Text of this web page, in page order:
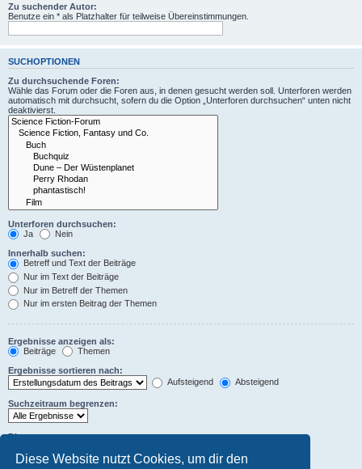
Diese Website nutzt Cookies, um dir den
Zu suchender Autor:
Benutze ein * als Platzhalter für teilweise Übereinstimmungen.
SUCHOPTIONEN
Zu durchsuchende Foren:
Wähle das Forum oder die Foren aus, in denen gesucht werden soll. Unterforen werden
automatisch mit durchsucht, sofern du die Option „Unterforen durchsuchen“ unten nicht
deaktivierst.
Unterforen durchsuchen:
Ja
Nein
Innerhalb suchen:
Betreff und Text der Beiträge
Nur im Text der Beiträge
Nur im Betreff der Themen
Nur im ersten Beitrag der Themen
Ergebnisse anzeigen als:
Beiträge
Themen
Ergebnisse sortieren nach:
Aufsteigend
Absteigend
Suchzeitraum begrenzen:
Die ersten:
Zeichen der Beiträge anzeigen